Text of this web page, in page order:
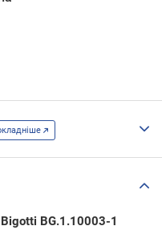
BG.1.10003-1